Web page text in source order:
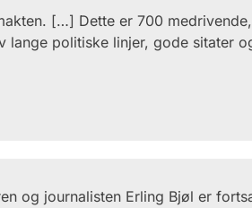
[…] Dette er 700
lange politiske linjer, gode sitater
og journalisten Erling Bjøl er